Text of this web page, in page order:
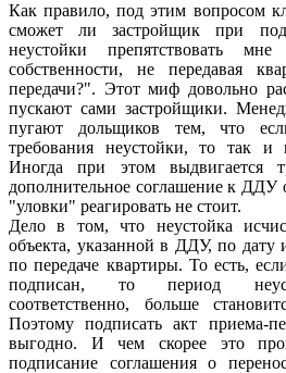
Как правило, под этим вопросом
сможет ли застройщик при
неустойки препятствовать
собственности, не передавая
передачи?". Этот миф довольно
пускают сами застройщики.
пугают дольщиков тем, что
требования неустойки, то так и
Иногда при этом выдвигается
дополнительное соглашение к ДДУ
"уловки" реагировать не стоит.
Дело в том, что неустойка
объекта, указанной в ДДУ, по дату
по передаче квартиры. То есть,
подписан, то период
соответственно, больше
Поэтому подписать акт приема-
выгодно. И чем скорее это
подписание соглашения о